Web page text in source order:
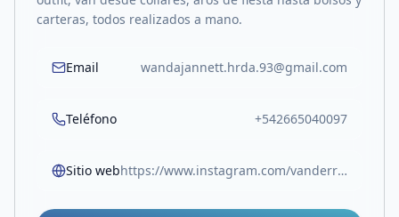
carteras, todos realizados a mano.
Email wandajannett.hrda.93@gmail.com
Teléfono +542665040097
Sitio web https://www.instagram.com/vanderrossjoyas/